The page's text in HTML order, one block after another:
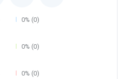
0% (0)
0% (0)
0% (0)